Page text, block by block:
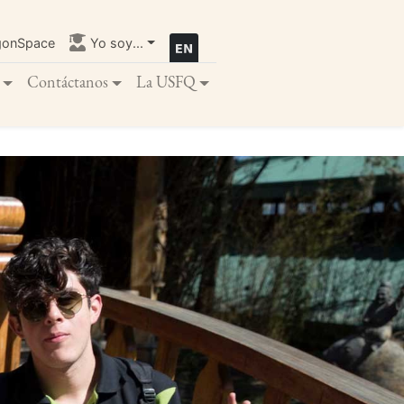
Yo soy...
Contáctanos La USFQ